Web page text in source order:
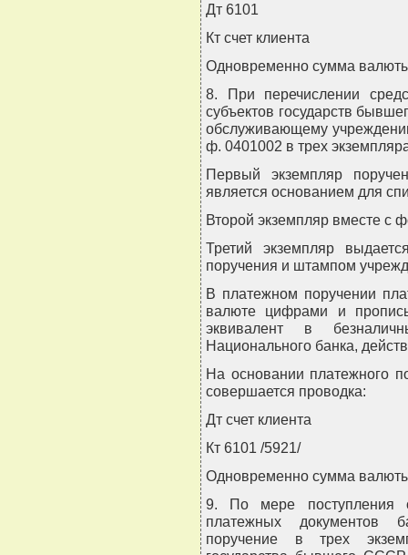
Дт 6101
Кт счет клиента
Одновременно сумма валюты
8. При перечислении
субъектов государств
обслуживающему
ф. 0401002 в трех
Первый экземпляр
является основанием для
Второй экземпляр вместе с
Третий экземпляр
поручения и штампом
В платежном поручении
валюте цифрами и
эквивалент в
Национального банка,
На основании платежного
совершается проводка:
Дт счет клиента
Кт 6101 /5921/
Одновременно сумма валюты
9. По мере
платежных документов
поручение в трех